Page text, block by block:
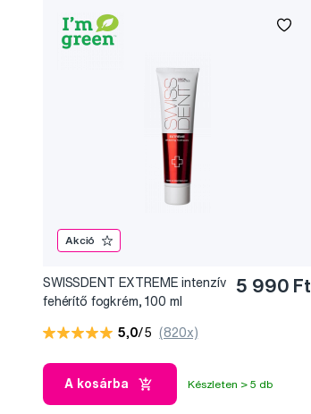
Akció
SWISSDENT EXTREME intenzív
fehérítő fogkrém, 100 ml
5 990 Ft
5,0/5 (820x)
A kosárba Készleten > 5 db